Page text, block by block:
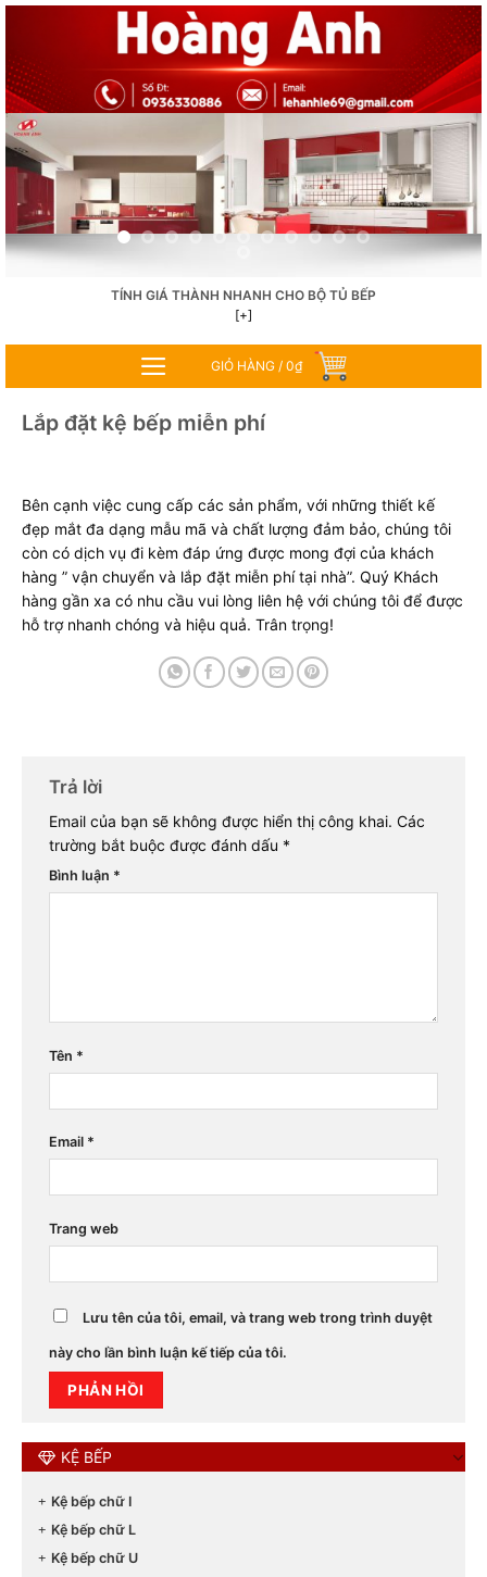
content
TÍNH GIÁ THÀNH NHANH CHO BỘ TỦ BẾP
[+]
GIỎ HÀNG / 0₫
KỆ BẾP
Kệ bếp chữ I
Kệ bếp chữ L
Kệ bếp chữ U
Lắp đặt kệ bếp miễn phí
Bên cạnh việc cung cấp các sản phẩm, với những thiết kế
đẹp mắt đa dạng mẫu mã và chất lượng đảm bảo, chúng tôi
còn có dịch vụ đi kèm đáp ứng được mong đợi của khách
hàng ” vận chuyển và lắp đặt miễn phí tại nhà”. Quý Khách
hàng gần xa có nhu cầu vui lòng liên hệ với chúng tôi để được
hỗ trợ nhanh chóng và hiệu quả. Trân trọng!
Trả lời
Email của bạn sẽ không được hiển thị công khai. Các
trường bắt buộc được đánh dấu *
Bình luận *
Tên *
Email *
Trang web
Lưu tên của tôi, email, và trang web trong trình duyệt
này cho lần bình luận kế tiếp của tôi.